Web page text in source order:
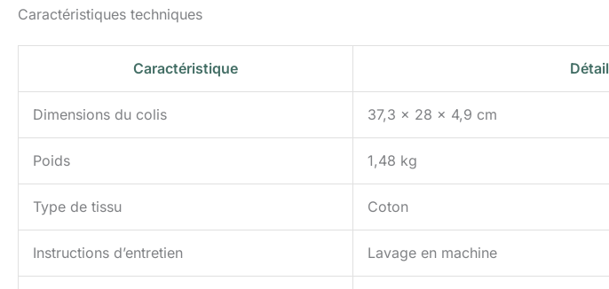
Caractéristiques techniques
Caractéristique Détail
Dimensions du colis 37,3 x 28 x 4,9 cm
Poids 1,48 kg
Type de tissu Coton
Instructions d’entretien Lavage en machine